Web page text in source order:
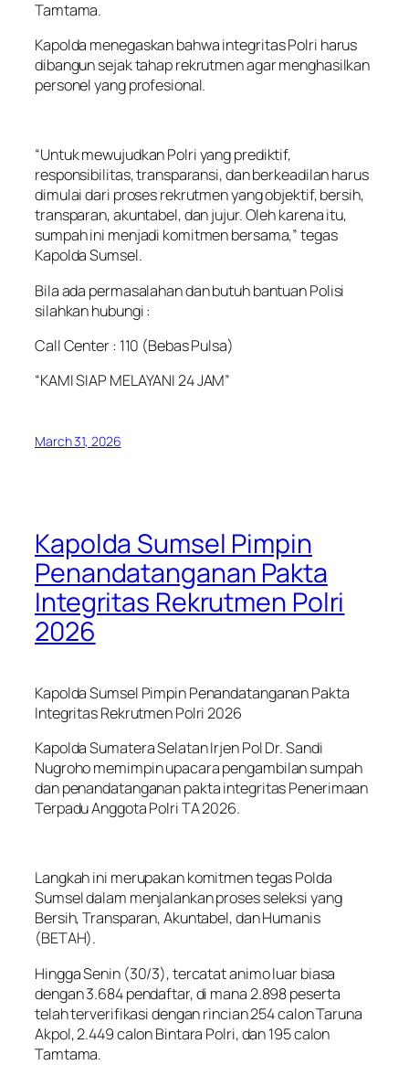
Tamtama.
Kapolda menegaskan bahwa integritas Polri harus
dibangun sejak tahap rekrutmen agar menghasilkan
personel yang profesional.
“Untuk mewujudkan Polri yang prediktif,
responsibilitas, transparansi, dan berkeadilan harus
dimulai dari proses rekrutmen yang objektif, bersih,
transparan, akuntabel, dan jujur. Oleh karena itu,
sumpah ini menjadi komitmen bersama,” tegas
Kapolda Sumsel.
Bila ada permasalahan dan butuh bantuan Polisi
silahkan hubungi :
Call Center : 110 (Bebas Pulsa)
“KAMI SIAP MELAYANI 24 JAM”
March 31, 2026
Kapolda Sumsel Pimpin
Penandatanganan Pakta
Integritas Rekrutmen Polri
2026
Kapolda Sumsel Pimpin Penandatanganan Pakta
Integritas Rekrutmen Polri 2026
Kapolda Sumatera Selatan Irjen Pol Dr. Sandi
Nugroho memimpin upacara pengambilan sumpah
dan penandatanganan pakta integritas Penerimaan
Terpadu Anggota Polri TA 2026.
Langkah ini merupakan komitmen tegas Polda
Sumsel dalam menjalankan proses seleksi yang
Bersih, Transparan, Akuntabel, dan Humanis
(BETAH).
Hingga Senin (30/3), tercatat animo luar biasa
dengan 3.684 pendaftar, di mana 2.898 peserta
telah terverifikasi dengan rincian 254 calon Taruna
Akpol, 2.449 calon Bintara Polri, dan 195 calon
Tamtama.